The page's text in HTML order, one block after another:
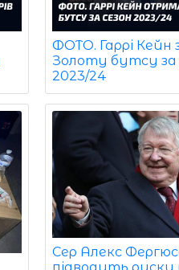
ФОТО. Гаррі Кейн
Золоту бутсу за
2023/24
Сер Алекс